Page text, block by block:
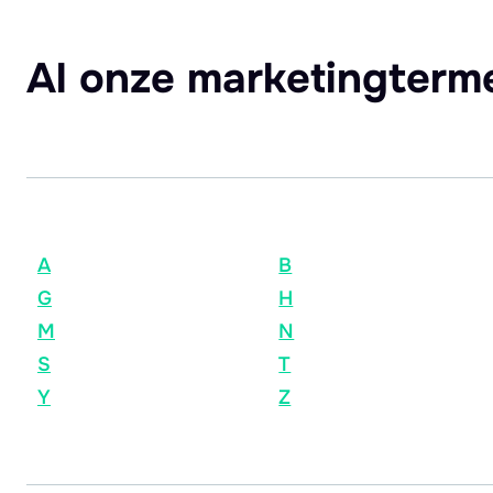
Al onze
A B
G
H
M
N
S
T
Y
Z